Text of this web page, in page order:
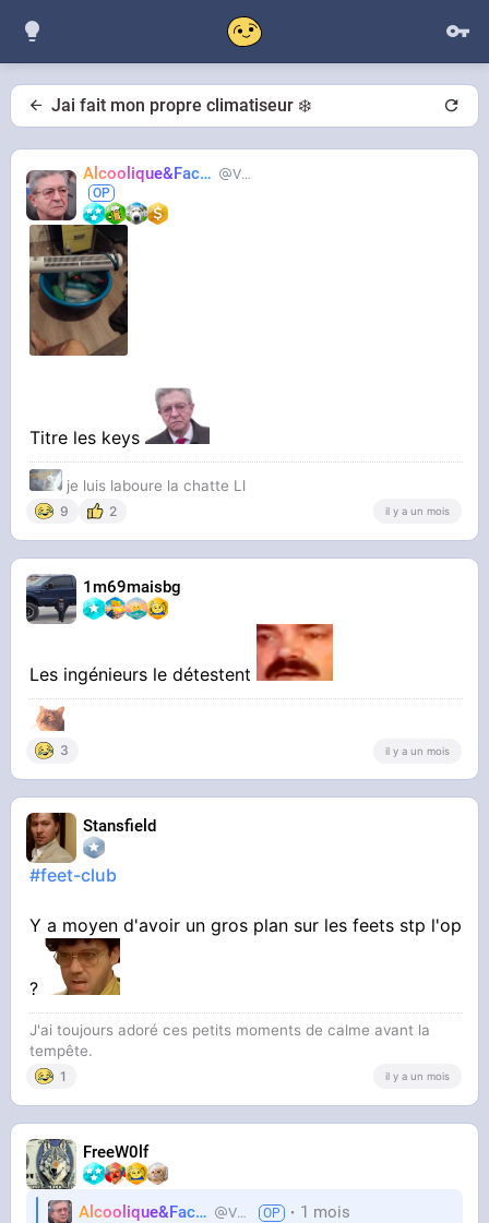
Jai fait mon propre climatiseur ❄️
Alcoolique&Facho Vaillant
Titre les keys
je luis laboure la chatte Ll
9 2 il y a un mois
1m69maisbg
Les ingénieurs le détestent
3 il y a un mois
Stansfield
#feet-club
Y a moyen d'avoir un gros plan sur les feets stp l'op
?
J'ai toujours adoré ces petits moments de calme avant la
tempête.
1 il y a un mois
FreeW0lf
Alcoolique&Facho Vaillant 1 mois